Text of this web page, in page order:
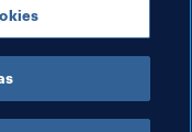
sin llevar el
Panamá!